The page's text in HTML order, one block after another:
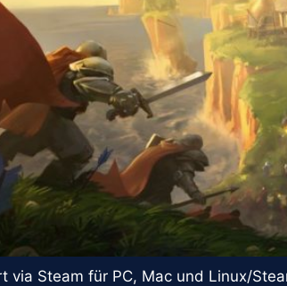
via Steam für PC, Mac und Linux/